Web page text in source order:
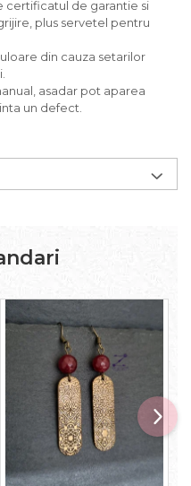
certificatul de garantie si
plus servetel pentru
din cauza setarilor
asadar pot aparea
un defect.